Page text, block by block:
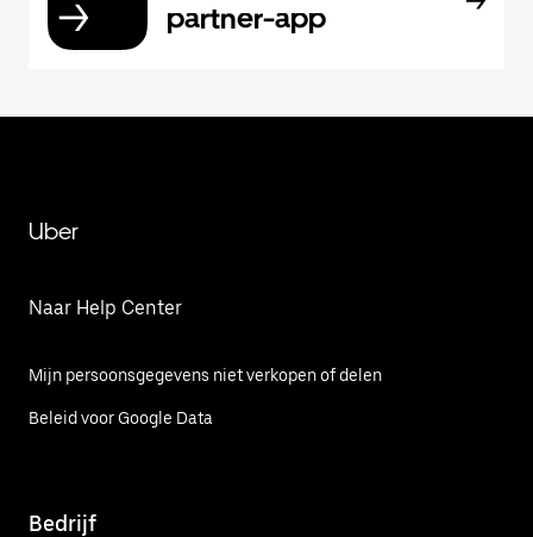
partner-app
Uber
Naar Help Center
Mijn persoonsgegevens niet verkopen of delen
Beleid voor Google Data
Bedrijf